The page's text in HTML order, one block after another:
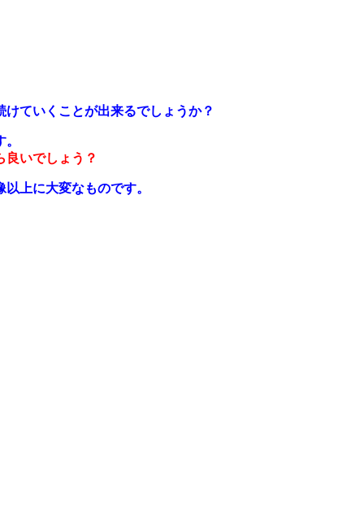
ていくことが出来るでしょうか？
良いでしょう？
上に大変なものです。